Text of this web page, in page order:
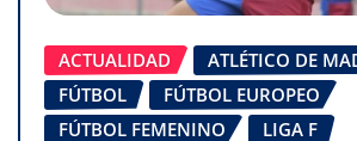
ACTUALIDAD
ATLÉTICO DE
FÚTBOL
FÚTBOL EUROPEO
FÚTBOL FEMENINO
LIGA F